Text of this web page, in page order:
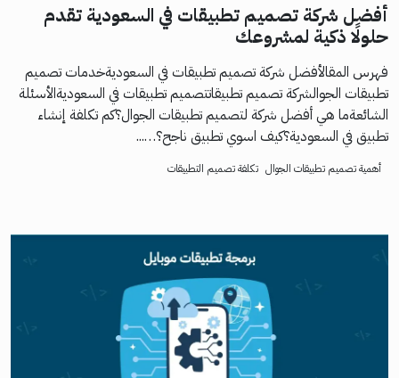
أفضل شركة تصميم تطبيقات في السعودية تقدم
حلولًا ذكية لمشروعك
فهرس المقالأفضل شركة تصميم تطبيقات في السعوديةخدمات تصميم
تطبيقات الجوالشركة تصميم تطبيقاتتصميم تطبيقات في السعوديةالأسئلة
الشائعةما هي أفضل شركة لتصميم تطبيقات الجوال؟كم تكلفة إنشاء
تطبيق في السعودية؟كيف اسوي تطبيق ناجح؟…...
أهمية تصميم تطبيقات الجوال تكلفة تصميم التطبيقات